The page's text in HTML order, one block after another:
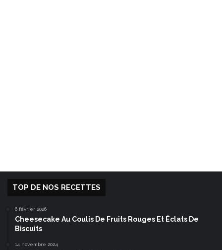
TOP DE NOS RECETTES
6 février 2026
Cheesecake Au Coulis De Fruits Rouges Et Éclats De
Biscuits
14 novembre 2024